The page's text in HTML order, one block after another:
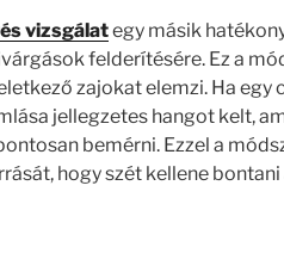
vizsgálategy másik
felderítésére. Ez a
zajokat elemzi. Ha egy
jellegzetes hangot kelt,
bemérni. Ezzel a
hogy szét kellene